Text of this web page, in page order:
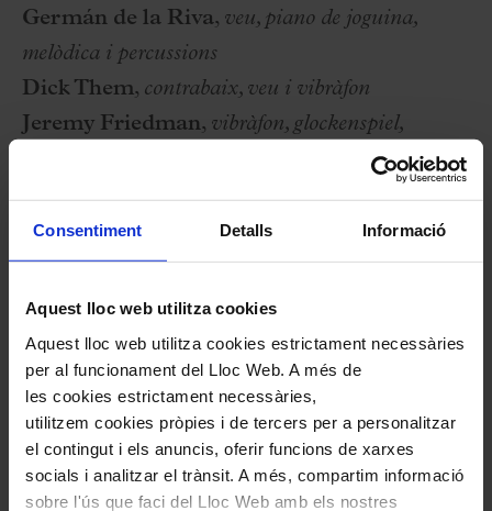
Consentiment Detalls Informació
Aquest lloc web utilitza cookies
Aquest lloc web utilitza cookies estrictament necessàries
per al funcionament del Lloc Web. A més de
les cookies estrictament necessàries,
utilitzem cookies pròpies i de tercers per a personalitzar
el contingut i els anuncis, oferir funcions de xarxes
socials i analitzar el trànsit. A més, compartim informació
sobre l'ús que faci del Lloc Web amb els nostres
Germán de la Riva, veu, piano de joguina,
melòdica i percussions
Dick Them, contrabaix, veu i vibràfon
Jeremy Friedman, vibràfon, glockenspiel,
Marc Timón,arranjaments
Olga Cobos de CobosMika Company,
direcció escènica i coreogràfica
Gemma Canadell, direcció artística i educativa
13 Desembre 2025
Dissabte11:00 h